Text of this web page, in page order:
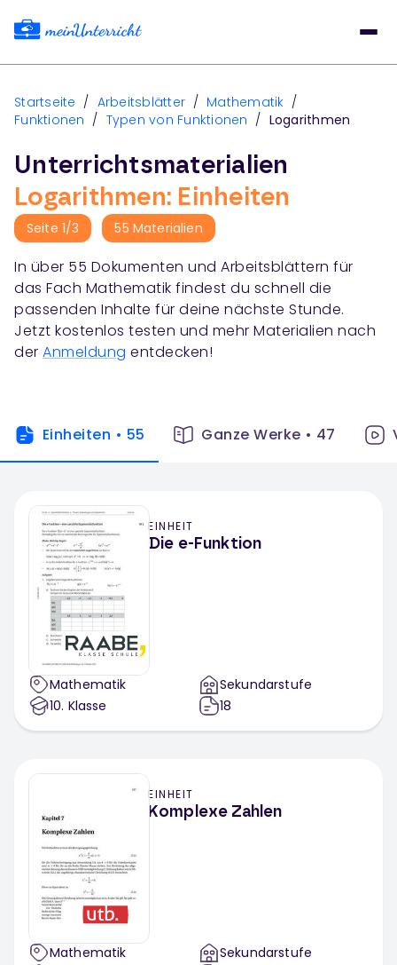
Startseite / Arbeitsblätter / Mathematik /
Funktionen / Typen von Funktionen / Logarithmen
Unterrichtsmaterialien
Logarithmen: Einheiten
Seite 1/3 55 Materialien
In über 55 Dokumenten und Arbeitsblättern für
das Fach Mathematik findest du schnell die
passenden Inhalte für deine nächste Stunde.
Jetzt kostenlos testen und mehr Materialien nach
der Anmeldung entdecken!
Einheiten • 55 Ganze Werke • 47
EINHEIT
Die e-Funktion
Mathematik
10. Klasse
Sekundarstufe
18
EINHEIT
Komplexe Zahlen
Mathematik
Sekundarstufe